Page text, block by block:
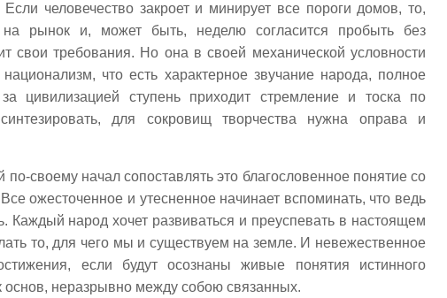
человечество закроет и минирует все пороги домов, то,
рынок и, может быть, неделю согласится пробыть без
свои требования. Но она в своей механической условности
что есть характерное звучание народа, полное
цивилизацией ступень приходит стремление и тоска по
для сокровищ творчества нужна оправа и
своему начал сопоставлять это благословенное понятие со
ожесточенное и утесненное начинает вспоминать, что ведь
народ хочет развиваться и преуспевать в настоящем
то, для чего мы и существуем на земле. И невежественное
если будут осознаны живые понятия истинного
основ, неразрывно между собою связанных.